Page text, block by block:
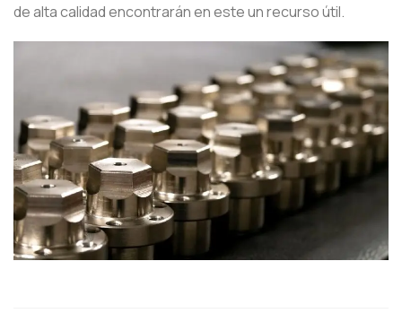
de alta calidad encontrarán en este un recurso útil.